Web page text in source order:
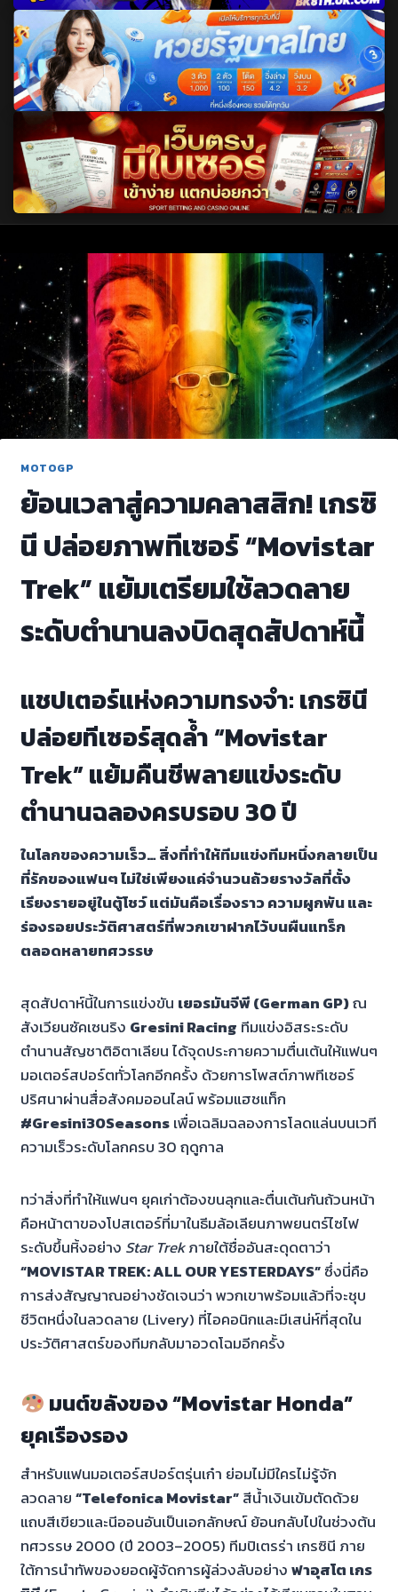
MOTOGP
ย้อนเวลาสู่ความคลาสสิก! เกรซิ
นี ปล่อยภาพทีเซอร์ “Movistar
Trek” แย้มเตรียมใช้ลวดลาย
ระดับตำนานลงบิดสุดสัปดาห์นี้
แชปเตอร์แห่งความทรงจำ: เกรซินี
ปล่อยทีเซอร์สุดล้ำ “Movistar
Trek” แย้มคืนชีพลายแข่งระดับ
ตำนานฉลองครบรอบ 30 ปี
ในโลกของความเร็ว… สิ่งที่ทำให้ทีมแข่งทีมหนึ่งกลายเป็น
ที่รักของแฟนๆ ไม่ใช่เพียงแค่จำนวนถ้วยรางวัลที่ตั้ง
เรียงรายอยู่ในตู้โชว์ แต่มันคือเรื่องราว ความผูกพัน และ
ร่องรอยประวัติศาสตร์ที่พวกเขาฝากไว้บนผืนแทร็ก
ตลอดหลายทศวรรษ
สุดสัปดาห์นี้ในการแข่งขัน เยอรมันจีพี (German GP)ณ
สังเวียนซัคเซนริง Gresini Racing ทีมแข่งอิสระระดับ
ตำนานสัญชาติอิตาเลียน ได้จุดประกายความตื่นเต้นให้แฟนๆ
มอเตอร์สปอร์ตทั่วโลกอีกครั้ง ด้วยการโพสต์ภาพทีเซอร์
ปริศนาผ่านสื่อสังคมออนไลน์ พร้อมแฮชแท็ก
#Gresini30Seasonsเพื่อเฉลิมฉลองการโลดแล่นบนเวที
ความเร็วระดับโลกครบ 30 ฤดูกาล
ทว่าสิ่งที่ทำให้แฟนๆ ยุคเก่าต้องขนลุกและตื่นเต้นกันถ้วนหน้า
คือหน้าตาของโปสเตอร์ที่มาในธีมล้อเลียนภาพยนตร์ไซไฟ
ระดับขึ้นหิ้งอย่าง Star Trekภายใต้ชื่ออันสะดุดตาว่า
“MOVISTAR TREK: ALL OUR YESTERDAYS”ซึ่งนี่คือ
การส่งสัญญาณอย่างชัดเจนว่า พวกเขาพร้อมแล้วที่จะชุบ
ชีวิตหนึ่งในลวดลาย (Livery) ที่ไอคอนิกและมีเสน่ห์ที่สุดใน
ประวัติศาสตร์ของทีมกลับมาอวดโฉมอีกครั้ง
มนต์ขลังของ “Movistar Honda”
ยุคเรืองรอง
สำหรับแฟนมอเตอร์สปอร์ตรุ่นเก๋า ย่อมไม่มีใครไม่รู้จัก
ลวดลาย“Telefonica Movistar”สีน้ำเงินเข้มตัดด้วย
แถบสีเขียวและนีออนอันเป็นเอกลักษณ์ ย้อนกลับไปในช่วงต้น
ทศวรรษ 2000 (ปี 2003–2005) ทีมปิเตรร่า เกรซินี ภาย
ใต้การนำทัพของยอดผู้จัดการผู้ล่วงลับอย่างฟาอุสโต เกร